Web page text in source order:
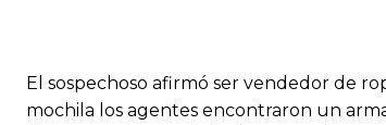
El sospechoso afirmó ser vendedor de
mochila los agentes encontraron un